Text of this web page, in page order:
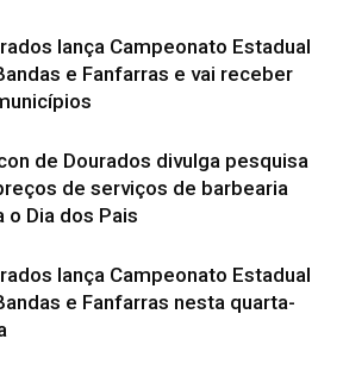
lança Campeonato Estadual
e Fanfarras e vai receber
de Dourados divulga pesquisa
de serviços de barbearia
o Dia dos Pais
lança Campeonato Estadual
e Fanfarras nesta quarta-